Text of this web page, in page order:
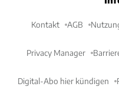
Kontakt AGB
Privacy Manager
Digital-Abo hier kündigen